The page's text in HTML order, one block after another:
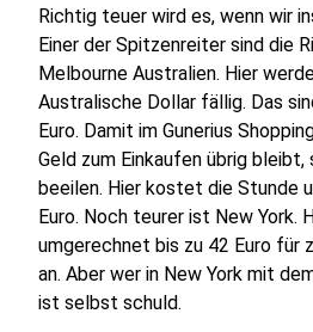
Richtig teuer wird es, wenn wir
Einer der Spitzenreiter sind die
Melbourne Australien. Hier
Australische Dollar fällig. Das
Euro. Damit im Gunerius
Geld zum Einkaufen übrig
beeilen. Hier kostet die Stunde
Euro. Noch teurer ist New York.
umgerechnet bis zu 42 Euro für
an. Aber wer in New York mit
ist selbst schuld.